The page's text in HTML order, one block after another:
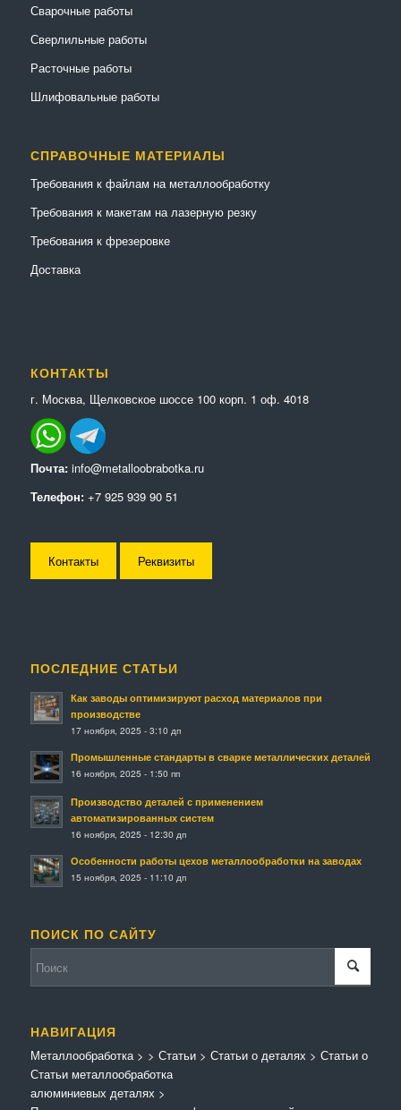
Сварочные работы
Сверлильные работы
Расточные работы
Шлифовальные работы
СПРАВОЧНЫЕ МАТЕРИАЛЫ
Требования к файлам на металлообработку
Требования к макетам на лазерную резку
Требования к фрезеровке
Доставка
КОНТАКТЫ
г. Москва, Щелковское шоссе 100 корп. 1 оф. 4018
Почта: info@metalloobrabotka.ru
Телефон: +7 925 939 90 51
Контакты Реквизиты
ПОСЛЕДНИЕ СТАТЬИ
Как заводы оптимизируют расход материалов при
производстве
17 ноября, 2025 - 3:10 дп
Промышленные стандарты в сварке металлических деталей
16 ноября, 2025 - 1:50 пп
Производство деталей с применением
автоматизированных систем
16 ноября, 2025 - 12:30 дп
Особенности работы цехов металлообработки на заводах
15 ноября, 2025 - 11:10 дп
ПОИСК ПО САЙТУ
НАВИГАЦИЯ
Металлообработка>
Статьи металлообработка
> Статьи> Статьи о деталях > Статьи о
алюминиевых деталях >